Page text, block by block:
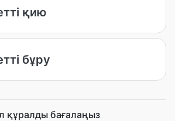
қию
бұру
құралды бағалаңыз